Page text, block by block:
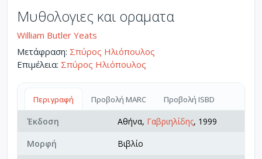
Μυθολογιες και οραματα
William Butler Yeats
Μετάφραση: Σπύρος Ηλιόπουλος
Επιμέλεια: Σπύρος Ηλιόπουλος
Περιγραφή Προβολή MARC Προβολή ISBD
Έκδοση Αθήνα, Γαβριηλίδης, 1999
Μορφή
Βιβλίο